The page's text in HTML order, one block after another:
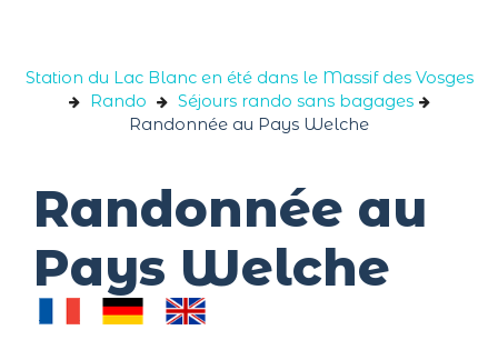
Station du Lac Blanc en été dans le Massif des Vosges
Rando
Séjours rando sans bagages
Randonnée au Pays Welche
Randonnée au
Pays Welche